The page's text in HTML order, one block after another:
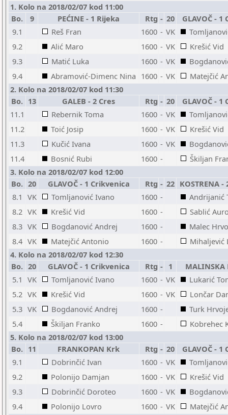
1. Kolo na 2018/02/07 kod 11:00
Bo.
9 PEĆINE - 1 Rijeka Rtg - 20
GLAVOČ -
9.1
Reš Fran 1600 - VK
9.2
Alić Maro 1600 - VK
Krešić Vid
9.3
Matić Luka 1600 - VK
9.4
Abramović-Dimenc Nina 1600 - VK
Matejčić
2. Kolo na 2018/02/07 kod 11:30
Bo. 13 GALEB - 2 Cres Rtg - 20
GLAVOČ -
11.1
Rebernik Toma 1600 - VK
11.2
Toić Josip 1600 - VK
Krešić Vid
11.3
Kučić Ivana 1600 - VK
11.4
Bosnić Rubi 1600 -
Škiljan
3. Kolo na 2018/02/07 kod 12:00
Bo. 20 GLAVOČ - 1 Crikvenica Rtg - 22 KOSTRENA
8.1 VK Tomljanović Ivano 1600 -
Andrijanić
8.2 VK Krešić Vid 1600 -
Sablić
8.3 VK Bogdanović Andrej 1600 -
Malec
8.4 VK Matejčić Antonio 1600 -
Mihaljević
4. Kolo na 2018/02/07 kod 12:30
Bo. 20 GLAVOČ - 1 Crikvenica Rtg - 1
5.1 VK Tomljanović Ivano 1600 - VK
Lukarić
5.2 VK Krešić Vid 1600 - VK
Lončar
5.3 VK Bogdanović Andrej 1600 -
Turk
5.4
Škiljan Franko 1600 -
Kobrehec
5. Kolo na 2018/02/07 kod 13:00
Bo. 11 FRANKOPAN Krk Rtg - 20
GLAVOČ -
9.1
Dobrinčić Ivan 1600 - VK
9.2
Polonijo Damjan 1600 - VK
Krešić Vid
9.3
Dobrinčić Doroteo 1600 - VK
9.4
Polonijo Lovro 1600 - VK
Matejčić